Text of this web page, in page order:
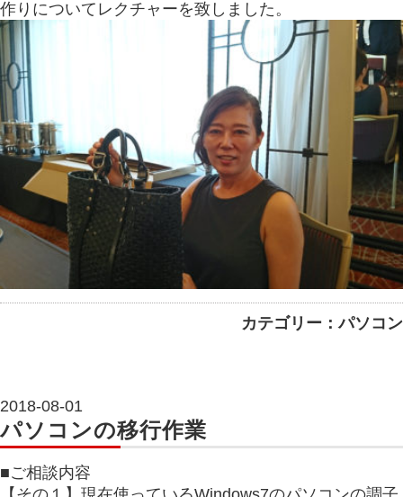
作りについてレクチャーを致しました。
カテゴリー：パソコン
2018-08-01
パソコンの移行作業
■ご相談内容